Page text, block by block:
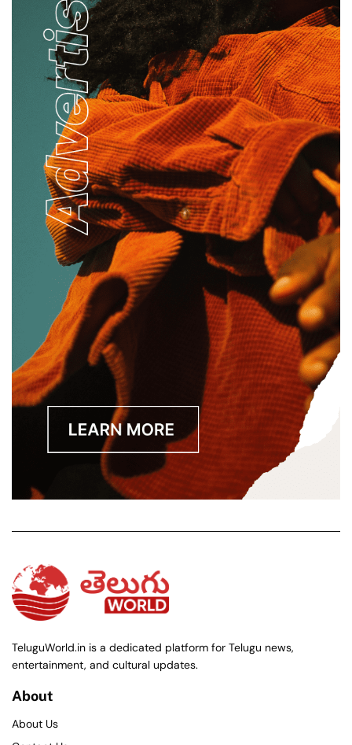
TeluguWorld.in is a dedicated platform for Telugu news,
entertainment, and cultural updates.
About
About Us